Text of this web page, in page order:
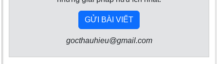
GỬI BÀI VIẾT
gocthauhieu@gmail.com